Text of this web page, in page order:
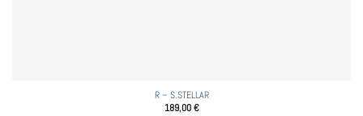
R – S.STELLAR
189,00€